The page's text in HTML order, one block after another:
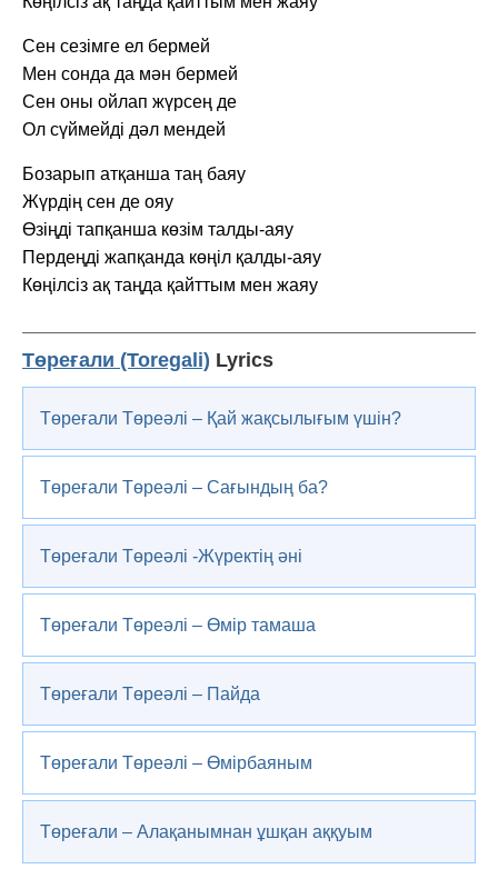
Сен сезімге ел бермей
Мен сонда да мән бермей
Сен оны ойлап жүрсең де
Ол сүймейді дәл мендей
Бозарып атқанша таң баяу
Жүрдің сен де ояу
Өзіңді тапқанша көзім талды-аяу
Пердеңді жапқанда көңіл қалды-аяу
Көңілсіз ақ таңда қайттым мен жаяу
Төреғали (Toregali) Lyrics
Төреғали Төреәлі – Қай жақсылығым үшін?
Төреғали Төреәлі – Сағындың ба?
Төреғали Төреәлі -Жүректің әні
Төреғали Төреәлі – Өмір тамаша
Төреғали Төреәлі – Пайда
Төреғали Төреәлі – Өмірбаяным
Төреғали – Алақанымнан ұшқан аққуым